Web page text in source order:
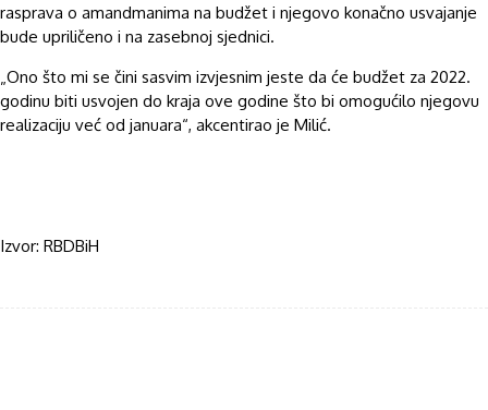
rasprava o amandmanima na budžet i njegovo konačno usvajanje
bude upriličeno i na zasebnoj sjednici.
„Ono što mi se čini sasvim izvjesnim jeste da će budžet za 2022.
godinu biti usvojen do kraja ove godine što bi omogućilo njegovu
realizaciju već od januara“, akcentirao je Milić.
Izvor: RBDBiH